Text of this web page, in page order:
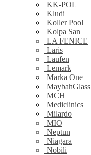
KK-POL
Kludi
Koller Pool
Kolpa San
LA FENICE
Laris
Laufen
Lemark
Marka One
MaybahGlass
MCH
Mediclinics
Milardo
MIO
Neptun
Niagara
Nobili